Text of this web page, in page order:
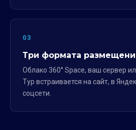
03
Три формата
Облако 360° Space, ваш сервер
Тур встраивается на сайт, в
соцсети.